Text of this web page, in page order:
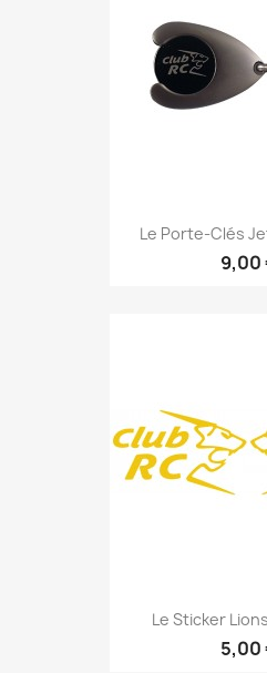
Le Porte-Clés
9,00
Le Sticker
5,00